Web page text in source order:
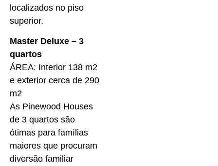
localizados no piso
superior.
Master Deluxe – 3
quartos
ÁREA: Interior 138 m2
e exterior cerca de 290
m2
As Pinewood Houses
de 3 quartos são
ótimas para famílias
maiores que procuram
diversão familiar